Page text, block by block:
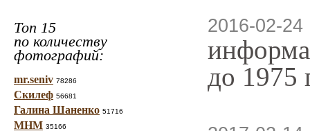
Топ 15
по количеству
фотографий:
mr.seniv 78286
Скилеф 56681
Галина Шаненко 51716
МНМ 35166
2016-02-24
до 1975